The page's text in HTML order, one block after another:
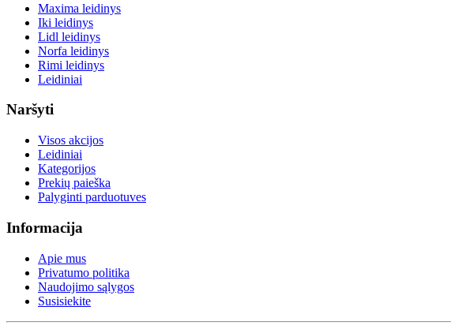
Maxima leidinys
Iki leidinys
Lidl leidinys
Norfa leidinys
Rimi leidinys
Leidiniai
Naršyti
Visos akcijos
Leidiniai
Kategorijos
Prekių paieška
Palyginti parduotuves
Informacija
Apie mus
Privatumo politika
Naudojimo sąlygos
Susisiekite